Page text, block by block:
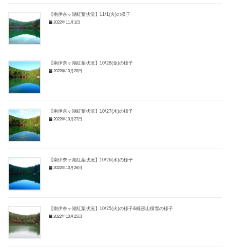
【南伊奈ヶ湖紅葉状況】11/1(火)の様子
2022年11月1日
【南伊奈ヶ湖紅葉状況】10/28(金)の様子
2022年10月28日
【南伊奈ヶ湖紅葉状況】10/27(木)の様子
2022年10月27日
【南伊奈ヶ湖紅葉状況】10/26(水)の様子
2022年10月26日
【南伊奈ヶ湖紅葉状況】10/25(火)の様子&櫛形山積雪の様子
2022年10月25日